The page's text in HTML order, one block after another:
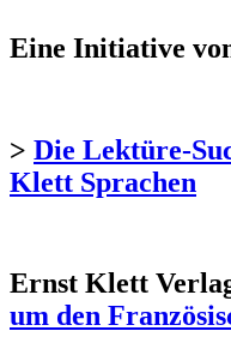
Eine Initiative
> Die Lektüre-
Klett Sprachen
Ernst Klett
um den